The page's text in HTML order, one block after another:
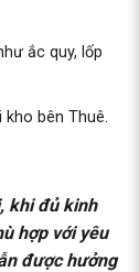
ắc quy, lốp
bên Thuê.
khi đủ kinh
hợp với yêu
được hưởng